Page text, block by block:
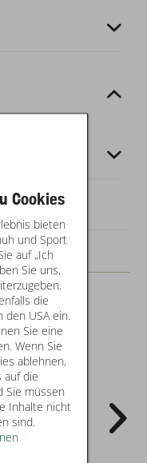
Cookies
bieten
und Sport
auf „Ich
Sie uns,
die
den USA ein.
Sie eine
Wenn Sie
ablehnen,
auf die
Sie müssen
Inhalte nicht
sind.